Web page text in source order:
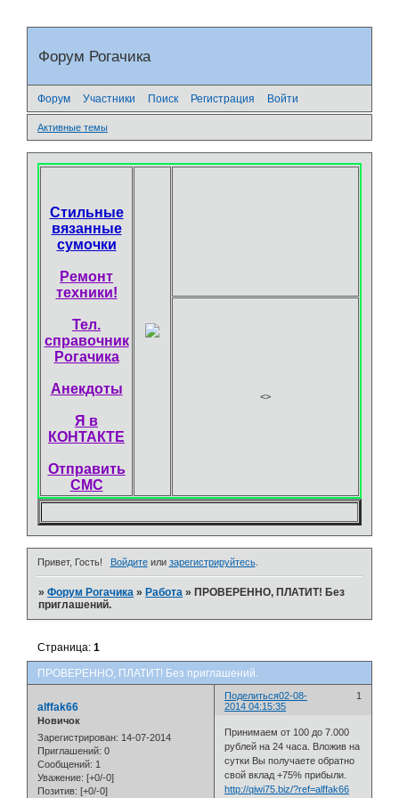
Форум Рогачика
Форум Участники Поиск Регистрация Войти
Активные темы
Стильные
вязанные
сумочки
Ремонт
техники!
Тел.
справочник
Рогачика
Анекдоты
Я в
КОНТАКТЕ
Отправить
СМС
<>
Привет, Гость! Войдитеили зарегистрируйтесь.
»Форум Рогачика »Работа »ПРОВЕРЕННО, ПЛАТИТ! Без
приглашений.
ПРОВЕРЕННО, ПЛАТИТ! Без приглашений.
Страница:1
Поделиться 1
02-08-
2014 04:15:35
alffak66
Новичок
Зарегистрирован: 14-07-2014
Приглашений: 0
Сообщений: 1
Уважение: [+0/-0]
Позитив: [+0/-0]
Принимаем от 100 до 7.000
рублей на 24 часа. Вложив на
сутки Вы получаете обратно
свой вклад +75% прибыли.
http://qiwi75.biz/?ref=alffak66